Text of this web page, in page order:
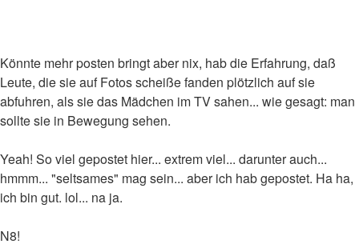
Könnte mehr posten bringt aber nix, hab die Erfahrung, daß
Leute, die sie auf Fotos scheiße fanden plötzlich auf sie
abfuhren, als sie das Mädchen im TV sahen... wie gesagt: man
sollte sie in Bewegung sehen.
Yeah! So viel gepostet hier... extrem viel... darunter auch...
hmmm... "seltsames" mag sein... aber ich hab gepostet. Ha ha,
ich bin gut. lol... na ja.
N8!